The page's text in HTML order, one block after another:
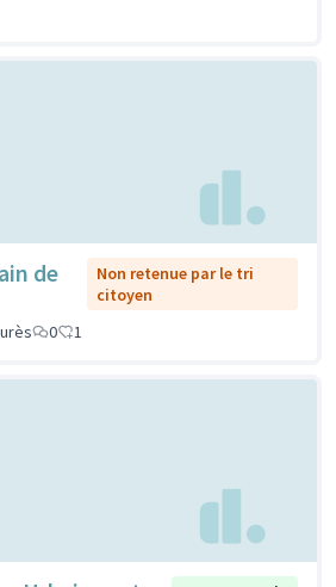
de
Non retenue par le tri
citoyen
0 1